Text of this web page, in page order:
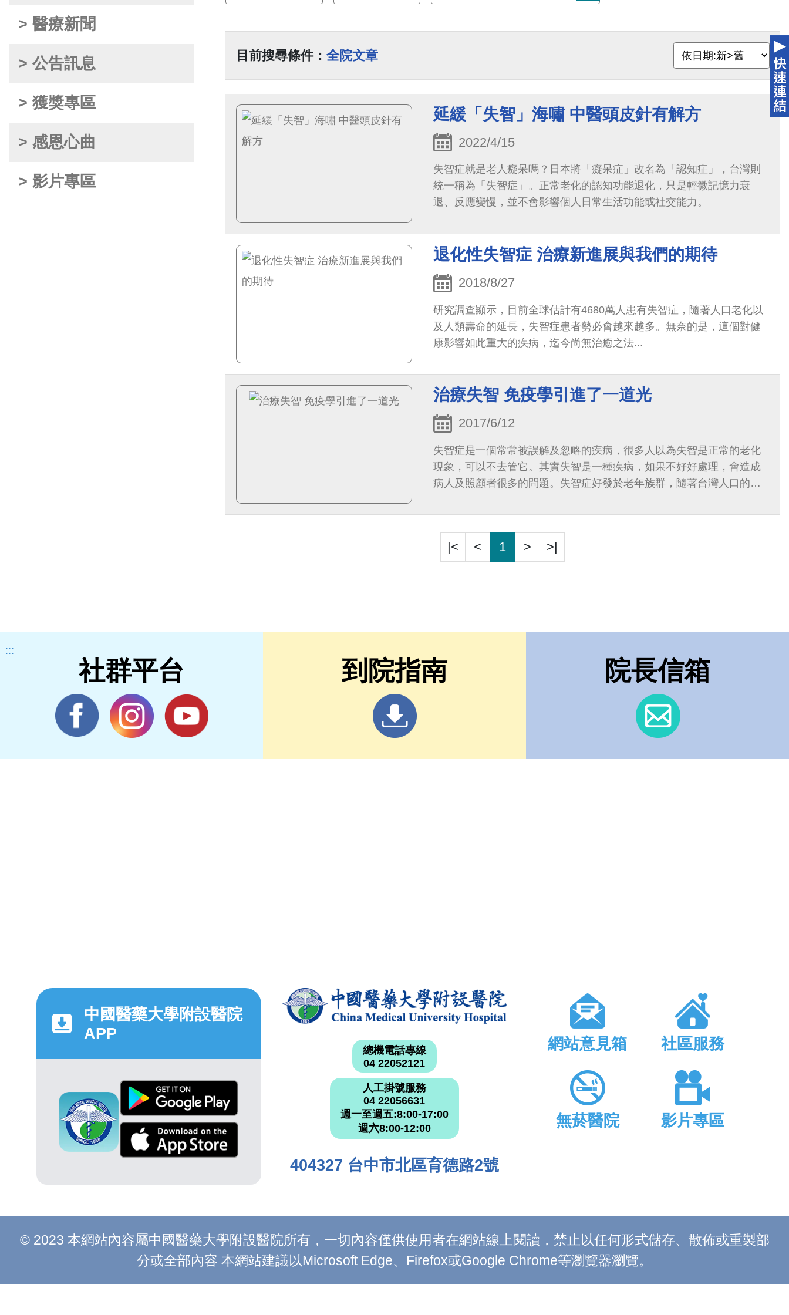
> 醫療新聞
> 公告訊息
> 獲獎專區
> 感恩心曲
> 影片專區
目前搜尋條件： 全院文章
延緩「失智」海嘯 中醫頭皮針有解方
2022/4/15
失智症就是老人癡呆嗎？日本將「癡呆症」改名為「認知症」，台灣則
統一稱為「失智症」。正常老化的認知功能退化，只是輕微記憶力衰
退、反應變慢，並不會影響個人日常生活功能或社交能力。
退化性失智症 治療新進展與我們的期待
2018/8/27
研究調查顯示，目前全球估計有4680萬人患有失智症，隨著人口老化以
及人類壽命的延長，失智症患者勢必會越來越多。無奈的是，這個對健
康影響如此重大的疾病，迄今尚無治癒之法...
治療失智 免疫學引進了一道光
2017/6/12
失智症是一個常常被誤解及忽略的疾病，很多人以為失智是正常的老化
現象，可以不去管它。其實失智是一種疾病，如果不好好處理，會造成
病人及照顧者很多的問題。失智症好發於老年族群，隨著台灣人口的高
|< < 1 > >|
:::
社群平台 到院指南 院長信箱
中國醫藥大學附設醫院
APP
總機電話專線
04 22052121
人工掛號服務
04 22056631
週一至週五:8:00-17:00
週六8:00-12:00
404327 台中市北區育德路2號
網站意見箱 社區服務
無菸醫院 影片專區
© 2023 本網站內容屬中國醫藥大學附設醫院所有，一切內容僅供使用者在網站線上閱讀，禁止以任何形式儲存、散佈或重製部
分或全部內容 本網站建議以Microsoft Edge、Firefox或Google Chrome等瀏覽器瀏覽。